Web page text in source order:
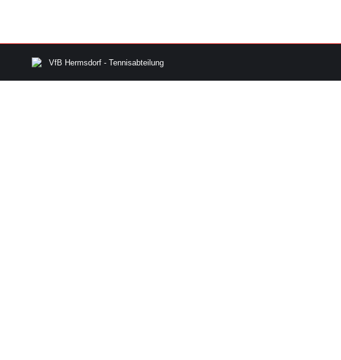
VfB Hermsdorf - Tennisabteilung